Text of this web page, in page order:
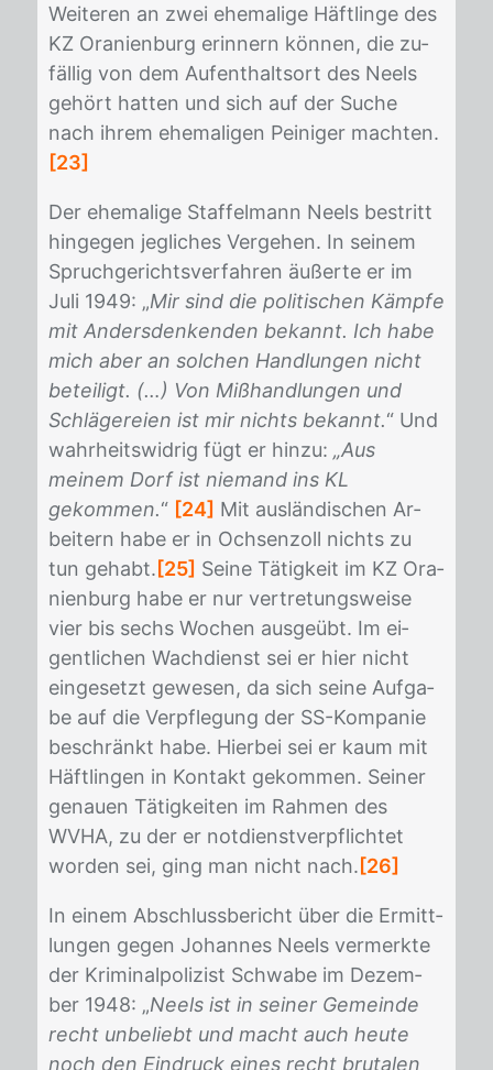
Wei­te­ren an zwei ehe­ma­li­ge Häft­lin­ge des
KZ Ora­ni­en­burg er­in­nern kön­nen, die zu­
fäl­lig von dem Auf­ent­halts­ort des Neels
ge­hört hat­ten und sich auf der Su­che
nach ih­rem ehe­ma­li­gen Pei­ni­ger mach­ten.
[23]
Der ehe­ma­li­ge Staf­fel­mann Neels be­stritt
hin­ge­gen jeg­li­ches Ver­ge­hen. In sei­nem
Spruch­ge­richts­ver­fah­ren äu­ßer­te er im
Juli 1949: „Mir sind die politischen Kämpfe
mit Andersdenkenden bekannt. Ich habe
mich aber an solchen Handlungen nicht
beteiligt. (…) Von Mißhandlungen und
Schlägereien ist mir nichts bekannt.“ Und
wahr­heits­wid­rig fügt er hin­zu: „Aus
meinem Dorf ist niemand ins KL
gekommen.“ [24] Mit aus­län­di­schen Ar­
bei­tern habe er in Och­sen­zoll nichts zu
tun ge­habt.[25] Sei­ne Tä­tig­keit im KZ Ora­
ni­en­burg habe er nur ver­tre­tungs­wei­se
vier bis sechs Wo­chen aus­ge­übt. Im ei­
gent­li­chen Wach­dienst sei er hier nicht
ein­ge­setzt ge­we­sen, da sich sei­ne Auf­ga­
be auf die Ver­pfle­gung der SS-Kom­pa­nie
be­schränkt habe. Hier­bei sei er kaum mit
Häft­lin­gen in Kon­takt ge­kom­men. Sei­ner
ge­nau­en Tä­tig­kei­ten im Rah­men des
WVHA, zu der er not­dienst­ver­pflich­tet
wor­den sei, ging man nicht nach.[26]
In ei­nem Ab­schluss­be­richt über die Er­mitt­
lun­gen ge­gen Jo­han­nes Neels ver­merk­te
der Kri­mi­nal­po­li­zist Schwa­be im De­zem­
ber 1948: „Neels ist in seiner Gemeinde
recht unbeliebt und macht auch heute
noch den Eindruck eines recht brutalen